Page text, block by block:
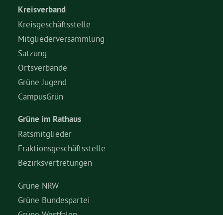
Kreisverband
Kreisgeschäftsstelle
Mitgliederversammlung
Satzung
Ortsverbände
Grüne Jugend
CampusGrün
Grüne im Rathaus
Ratsmitglieder
Fraktionsgeschäftsstelle
Bezirksvertretungen
Grüne NRW
Grüne Bundespartei